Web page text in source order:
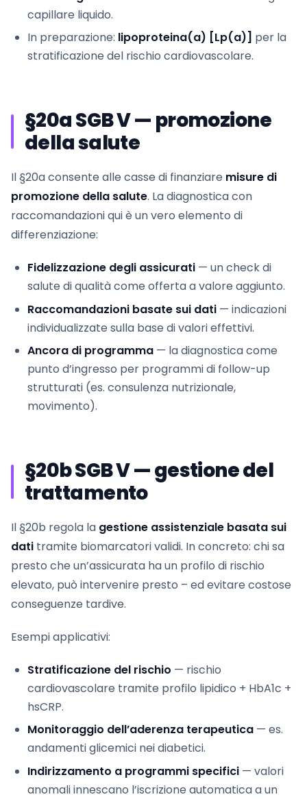
capillare liquido.
In preparazione: lipoproteina(a) [Lp(a)] per la
stratificazione del rischio cardiovascolare.
§20a SGB V — promozione
della salute
Il §20a consente alle casse di finanziare misure di
promozione della salute. La diagnostica con
raccomandazioni qui è un vero elemento di
differenziazione:
Fidelizzazione degli assicurati — un check di
salute di qualità come offerta a valore aggiunto.
Raccomandazioni basate sui dati — indicazioni
individualizzate sulla base di valori effettivi.
Ancora di programma — la diagnostica come
punto d’ingresso per programmi di follow-up
strutturati (es. consulenza nutrizionale,
movimento).
§20b SGB V — gestione del
trattamento
Il §20b regola la gestione assistenziale basata sui
dati tramite biomarcatori validi. In concreto: chi sa
presto che un’assicurata ha un profilo di rischio
elevato, può intervenire presto – ed evitare costose
conseguenze tardive.
Esempi applicativi:
Stratificazione del rischio — rischio
cardiovascolare tramite profilo lipidico + HbA1c +
hsCRP.
Monitoraggio dell’aderenza terapeutica — es.
andamenti glicemici nei diabetici.
Indirizzamento a programmi specifici — valori
anomali innescano l’iscrizione automatica a un